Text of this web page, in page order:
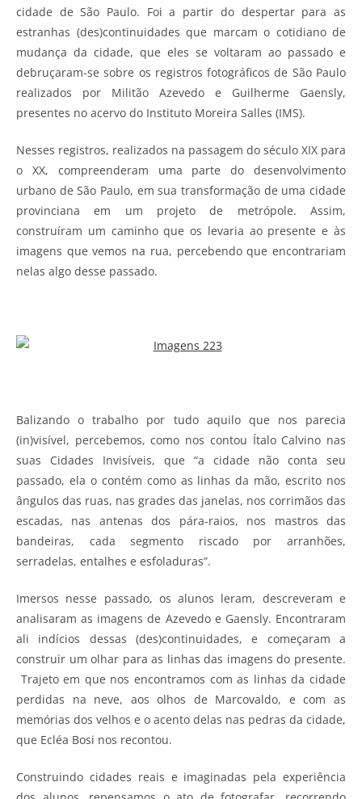
cidade de São Paulo. Foi a partir do despertar para as
estranhas (des)continuidades que marcam o cotidiano de
mudança da cidade, que eles se voltaram ao passado e
debruçaram-se sobre os registros fotográficos de São Paulo
realizados por Militão Azevedo e Guilherme Gaensly,
presentes no acervo do Instituto Moreira Salles (IMS).
Nesses registros, realizados na passagem do século XIX para
o XX, compreenderam uma parte do desenvolvimento
urbano de São Paulo, em sua transformação de uma cidade
provinciana em um projeto de metrópole. Assim,
construíram um caminho que os levaria ao presente e às
imagens que vemos na rua, percebendo que encontrariam
nelas algo desse passado.
Balizando o trabalho por tudo aquilo que nos parecia
(in)visível, percebemos, como nos contou Ítalo Calvino nas
suas Cidades Invisíveis, que “a cidade não conta seu
passado, ela o contém como as linhas da mão, escrito nos
ângulos das ruas, nas grades das janelas, nos corrimãos das
escadas, nas antenas dos pára-raios, nos mastros das
bandeiras, cada segmento riscado por arranhões,
serradelas, entalhes e esfoladuras”.
Imersos nesse passado, os alunos leram, descreveram e
analisaram as imagens de Azevedo e Gaensly. Encontraram
ali indícios dessas (des)continuidades, e começaram a
construir um olhar para as linhas das imagens do presente.
Trajeto em que nos encontramos com as linhas da cidade
perdidas na neve, aos olhos de Marcovaldo, e com as
memórias dos velhos e o acento delas nas pedras da cidade,
que Ecléa Bosi nos recontou.
Construindo cidades reais e imaginadas pela experiência